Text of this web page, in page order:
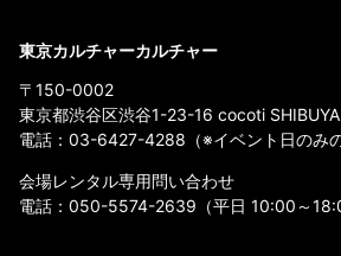
東京カルチャーカルチャー
〒150-0002
東京都渋谷区渋谷1-23-16 cocoti
電話： 03-6427-4288 （※イベント日のみ
会場レンタル専用問い合わせ
電話： 050-5574-2639 （平日 10:00～